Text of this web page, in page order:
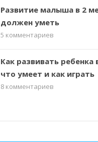
Развитие малыша в 2
должен уметь
5 комментариев
Как развивать ребенка
что умеет и как играть
8 комментариев